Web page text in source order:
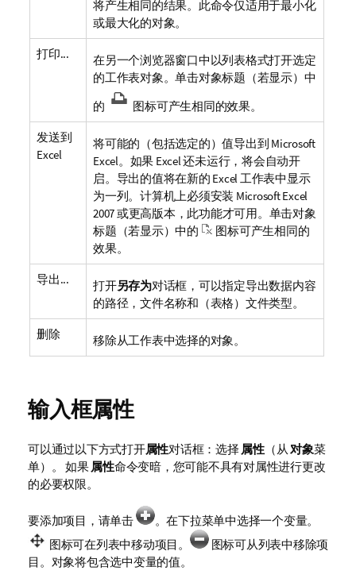
将产生相同的结果。此命令仅适用于最小化
或最大化的对象。
打印...
在另一个浏览器窗口中以列表格式打开选定
的工作表对象。单击对象标题（若显示）中
的
图标可产生相同的效果。
发送到
Excel
将可能的（包括选定的）值导出到 Microsoft
Excel。如果 Excel 还未运行，将会自动开
启。导出的值将在新的 Excel 工作表中显示
为一列。计算机上必须安装 Microsoft Excel
2007 或更高版本，此功能才可用。单击对象
标题（若显示）中的
图标可产生相同的
效果。
导出... 打开另存为对话框，可以指定导出数据内容
的路径，文件名称和（表格）文件类型。
删除 移除从工作表中选择的对象。
输入框属性
可以通过以下方式打开属性对话框：选择 属性（从对象菜
单）。 如果属性命令变暗，您可能不具有对属性进行更改
的必要权限。
要添加项目，请单击
。在下拉菜单中选择一个变量。
图标可在列表中移动项目。
图标可从列表中移除项
目。对象将包含选中变量的值。